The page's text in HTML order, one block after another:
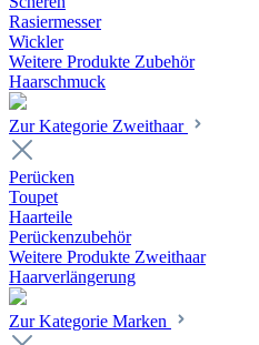
Rasiermesser
Wickler
Weitere Produkte Zubehör
Haarschmuck
Zur Kategorie Zweithaar
Perücken
Toupet
Haarteile
Perückenzubehör
Weitere Produkte Zweithaar
Haarverlängerung
Zur Kategorie Marken